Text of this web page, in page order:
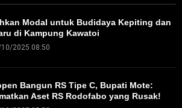
Modal untuk Budidaya Kepiting dan
di Kampung Kawatoi
2025 08:50
Bangun RS Tipe C, Bupati Mote:
Aset RS Rodofabo yang Rusak!